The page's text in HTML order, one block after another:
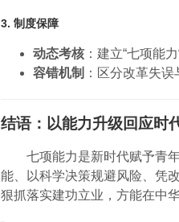
3. 制度保障
动态考核：建立“七项能
容错机制 ：区分改革失误
结语：以能力升级回应时
七项能力是新时代赋予青
能、以科学决策规避风险、凭
狠抓落实建功立业，方能在中